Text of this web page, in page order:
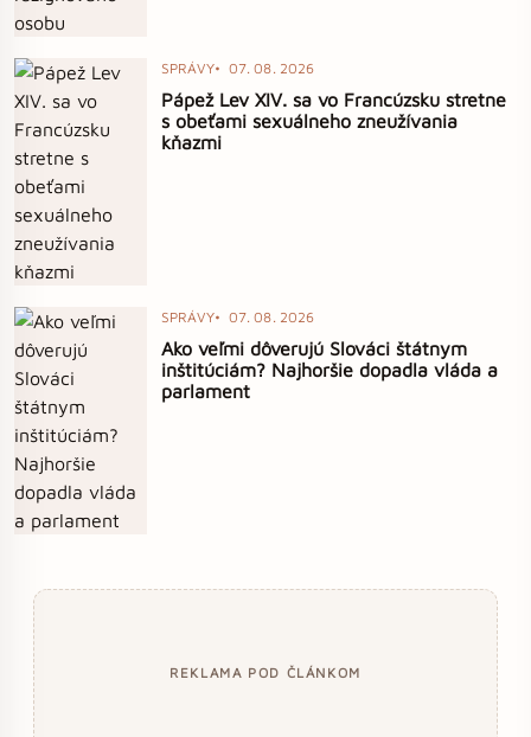
SPRÁVY 07. 08. 2026
Pápež Lev XIV. sa vo Francúzsku stretne
s obeťami sexuálneho zneužívania
kňazmi
SPRÁVY 07. 08. 2026
Ako veľmi dôverujú Slováci štátnym
inštitúciám? Najhoršie dopadla vláda a
parlament
REKLAMA POD ČLÁNKOM